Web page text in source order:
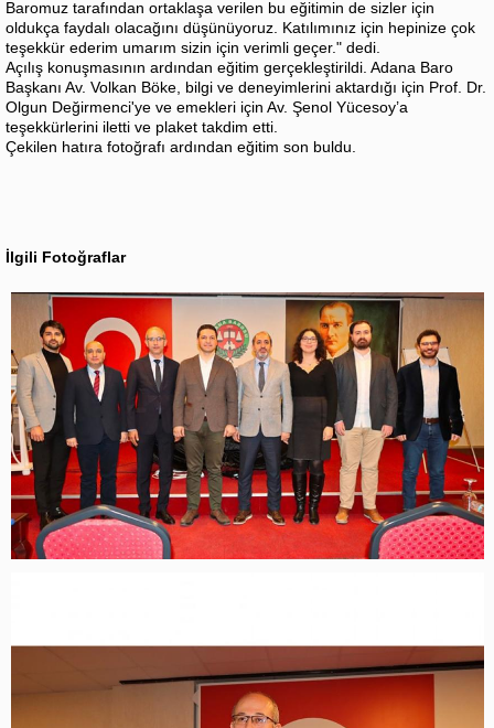
Baromuz tarafından ortaklaşa verilen bu eğitimin de sizler için
oldukça faydalı olacağını düşünüyoruz. Katılımınız için hepinize çok
teşekkür ederim umarım sizin için verimli geçer." dedi.
Açılış konuşmasının ardından eğitim gerçekleştirildi. Adana Baro
Başkanı Av. Volkan Böke, bilgi ve deneyimlerini aktardığı için Prof. Dr.
Olgun Değirmenci'ye ve emekleri için Av. Şenol Yücesoy’a
teşekkürlerini iletti ve plaket takdim etti.
Çekilen hatıra fotoğrafı ardından eğitim son buldu.
İlgili Fotoğraflar